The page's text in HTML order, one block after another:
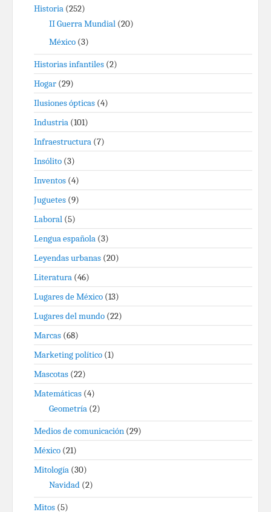
Historia (252)
II Guerra Mundial (20)
México (3)
Historias infantiles (2)
Hogar (29)
Ilusiones ópticas (4)
Industria (101)
Infraestructura (7)
Insólito (3)
Inventos (4)
Juguetes (9)
Laboral (5)
Lengua española (3)
Leyendas urbanas (20)
Literatura (46)
Lugares de México (13)
Lugares del mundo (22)
Marcas (68)
Marketing político (1)
Mascotas (22)
Matemáticas (4)
Geometría (2)
Medios de comunicación (29)
México (21)
Mitología (30)
Navidad (2)
Mitos (5)